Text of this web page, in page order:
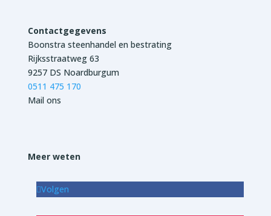
Contactgegevens
Boonstra steenhandel en bestrating
Rijksstraatweg 63
9257 DS Noardburgum
0511 475 170
Mail ons
Meer weten
Volgen